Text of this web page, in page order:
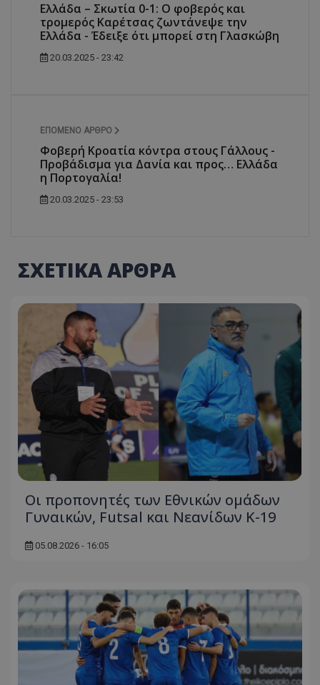
Ελλάδα – Σκωτία 0-1: Ο φοβερός και
τρομερός Καρέτσας ζωντάνεψε την
Ελλάδα - Έδειξε ότι μπορεί στη Γλασκώβη
20.03.2025 - 23:42
ΕΠΌΜΕΝΟ ΆΡΘΡΟ
Φοβερή Κροατία κόντρα στους Γάλλους -
Προβάδισμα για Δανία και προς… Ελλάδα
η Πορτογαλία!
20.03.2025 - 23:53
ΣΧΕΤΙΚΑ ΑΡΘΡΑ
Οι προπονητές των Εθνικών ομάδων
Γυναικών, Futsal και Νεανίδων Κ-19
05.08.2026 - 16:05